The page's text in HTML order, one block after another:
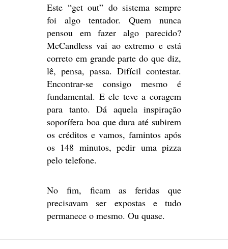
Este “get out” do sistema sempre
foi algo tentador. Quem nunca
pensou em fazer algo parecido?
McCandless vai ao extremo e está
correto em grande parte do que diz,
lê, pensa, passa. Difícil contestar.
Encontrar-se consigo mesmo é
fundamental. E ele teve a coragem
para tanto. Dá aquela inspiração
soporífera boa que dura até subirem
os créditos e vamos, famintos após
os 148 minutos, pedir uma pizza
pelo telefone.
No fim, ficam as feridas que
precisavam ser expostas e tudo
permanece o mesmo. Ou quase.